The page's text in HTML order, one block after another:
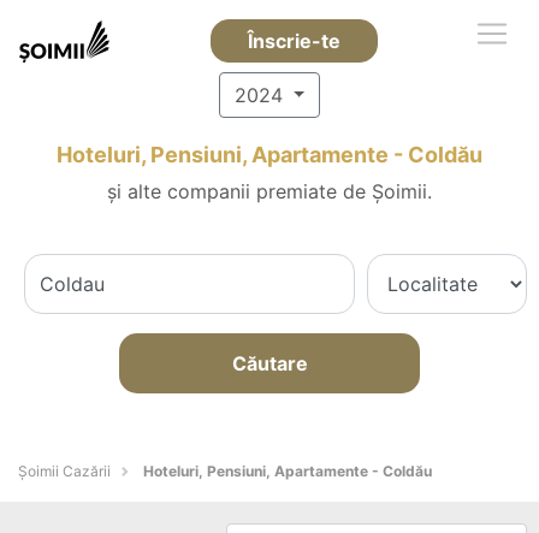
Înscrie-te
2024
Hoteluri, Pensiuni, Apartamente - Coldău
și alte companii premiate de Șoimii.
Căutare
Șoimii Cazării Hoteluri, Pensiuni, Apartamente - Coldău